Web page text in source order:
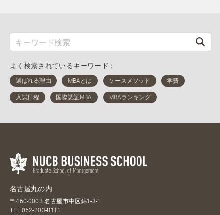
よく検索されているキーワード：
名古屋丸の内
〒460-0003 名古屋市中区錦1-3-1
TEL052-203-8111